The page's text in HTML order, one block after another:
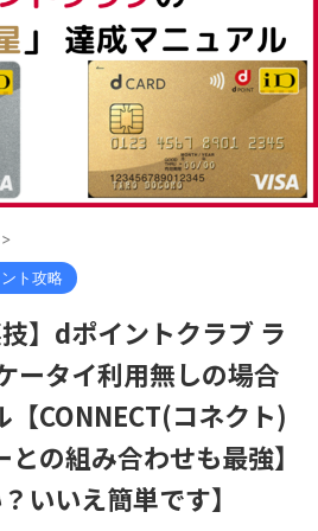
>
ト攻略
】dポイントクラブ ラ
ータイ利用無しの場合
CONNECT(コネクト)
の組み合わせも最強】
いいえ簡単です】